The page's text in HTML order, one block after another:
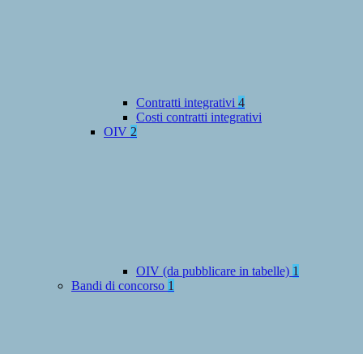
Contratti integrativi 4
Costi contratti integrativi
OIV 2
OIV (da pubblicare in tabelle) 1
Bandi di concorso 1